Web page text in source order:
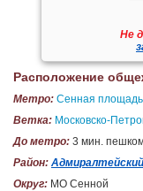
Не
Расположение
Метро: Сенная площадь
Ветка: Московско-
До метро: 3 мин.
Район: Адмиралтейский
Округ: МО Сенной